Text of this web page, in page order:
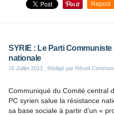
Repost
SYRIE : Le Parti
nationale
16 Juillet 2013 , Rédigé par Réveil
Communiqué du Comité central
PC syrien salue la résistance
sa base sociale à partir d’un «